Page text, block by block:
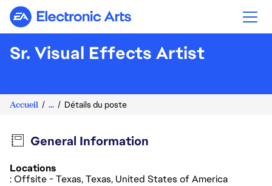
Electronic Arts
Sr. Visual Effects Artist
Accueil ... Détails du poste
General Information
Locations
: Offsite - Texas, Texas, United States of America